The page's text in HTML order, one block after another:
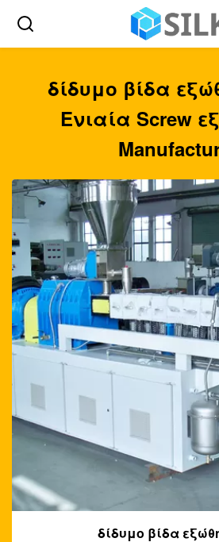
δίδυμο βίδα
Ενιαία Screw
δίδυμο βίδα εξώθησης ε